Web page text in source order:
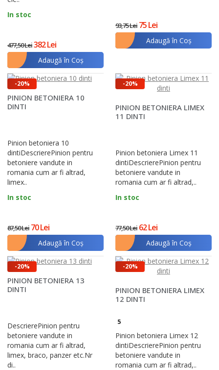
In stoc
477,50 Lei382 Lei
Adaugă în Coş
93,75 Lei 75 Lei
Adaugă în Coş
-20%
PINION BETONIERA 10
DINTI
Pinion betoniera 10
dintiDescrierePinion pentru
betoniere vandute in
romania cum ar fi altrad,
limex..
In stoc
87,50 Lei 70 Lei
Adaugă în Coş
-20%
PINION BETONIERA LIMEX
11 DINTI
Pinion betoniera Limex 11
dintiDescrierePinion pentru
betoniere vandute in
romania cum ar fi altrad,..
In stoc
77,50 Lei 62 Lei
Adaugă în Coş
-20%
PINION BETONIERA 13
DINTI
DescrierePinion pentru
betoniere vandute in
romania cum ar fi altrad,
limex, braco, panzer etc.Nr
di..
-20%
PINION BETONIERA LIMEX
12 DINTI
5
Pinion betoniera Limex 12
dintiDescrierePinion pentru
betoniere vandute in
romania cum ar fi altrad,..